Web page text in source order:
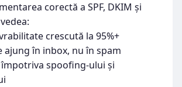
corectă a SPF, DKIM și
crescută la 95%+
ajung în inbox, nu în spam
spoofing-ului și